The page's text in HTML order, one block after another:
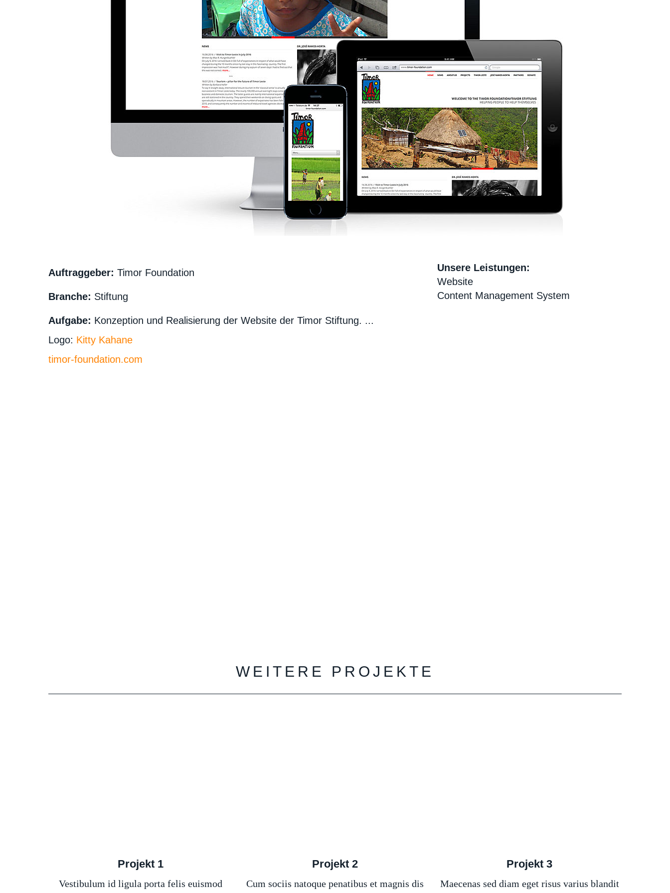
Auftraggeber: Timor Foundation
Branche: Stiftung
Aufgabe: Konzeption und Realisierung der Website der Timor Stiftung. ...
Logo: Kitty Kahane
timor-foundation.com
Unsere Leistungen:
Website
Content Management System
WEITERE PROJEKTE
Projekt 1
Vestibulum id ligula porta felis euismod
Projekt 2
Cum sociis natoque penatibus et magnis dis
Projekt 3
Maecenas sed diam eget risus varius blandit